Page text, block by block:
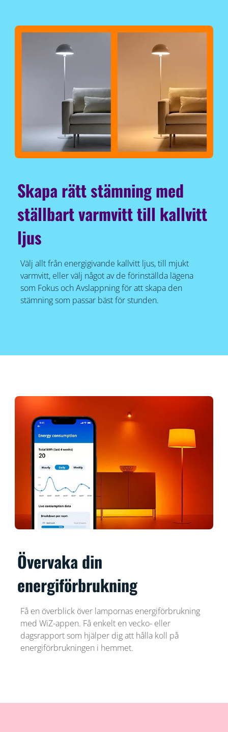
Skapa rätt stämning med
ställbart varmvitt till kallvitt
ljus
Välj allt från energigivande kallvitt ljus, till mjukt
varmvitt, eller välj något av de förinställda lägena
som Fokus och Avslappning för att skapa den
stämning som passar bäst för stunden.
Övervaka din
energiförbrukning
Få en överblick över lampornas energiförbrukning
med WiZ-appen. Få enkelt en vecko- eller
dagsrapport som hjälper dig att hålla koll på
energiförbrukningen i hemmet.